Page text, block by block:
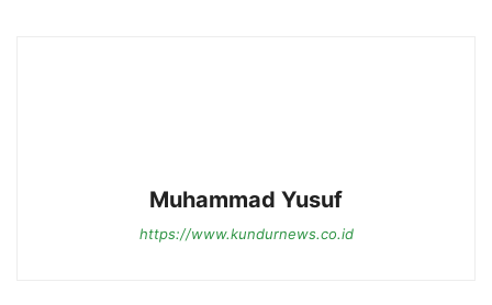
Muhammad Yusuf
https://www.kundurnews.co.id